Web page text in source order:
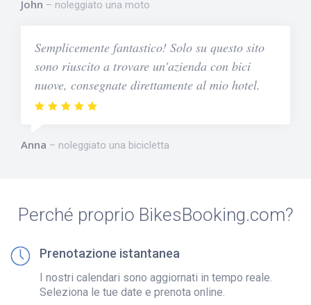
John noleggiato una moto
Semplicemente fantastico! Solo su questo sito
sono riuscito a trovare un'azienda con bici
nuove, consegnate direttamente al mio hotel.
Anna noleggiato una bicicletta
Perché proprio BikesBooking.com?
Prenotazione istantanea
I nostri calendari sono aggiornati in tempo reale.
Seleziona le tue date e prenota online.